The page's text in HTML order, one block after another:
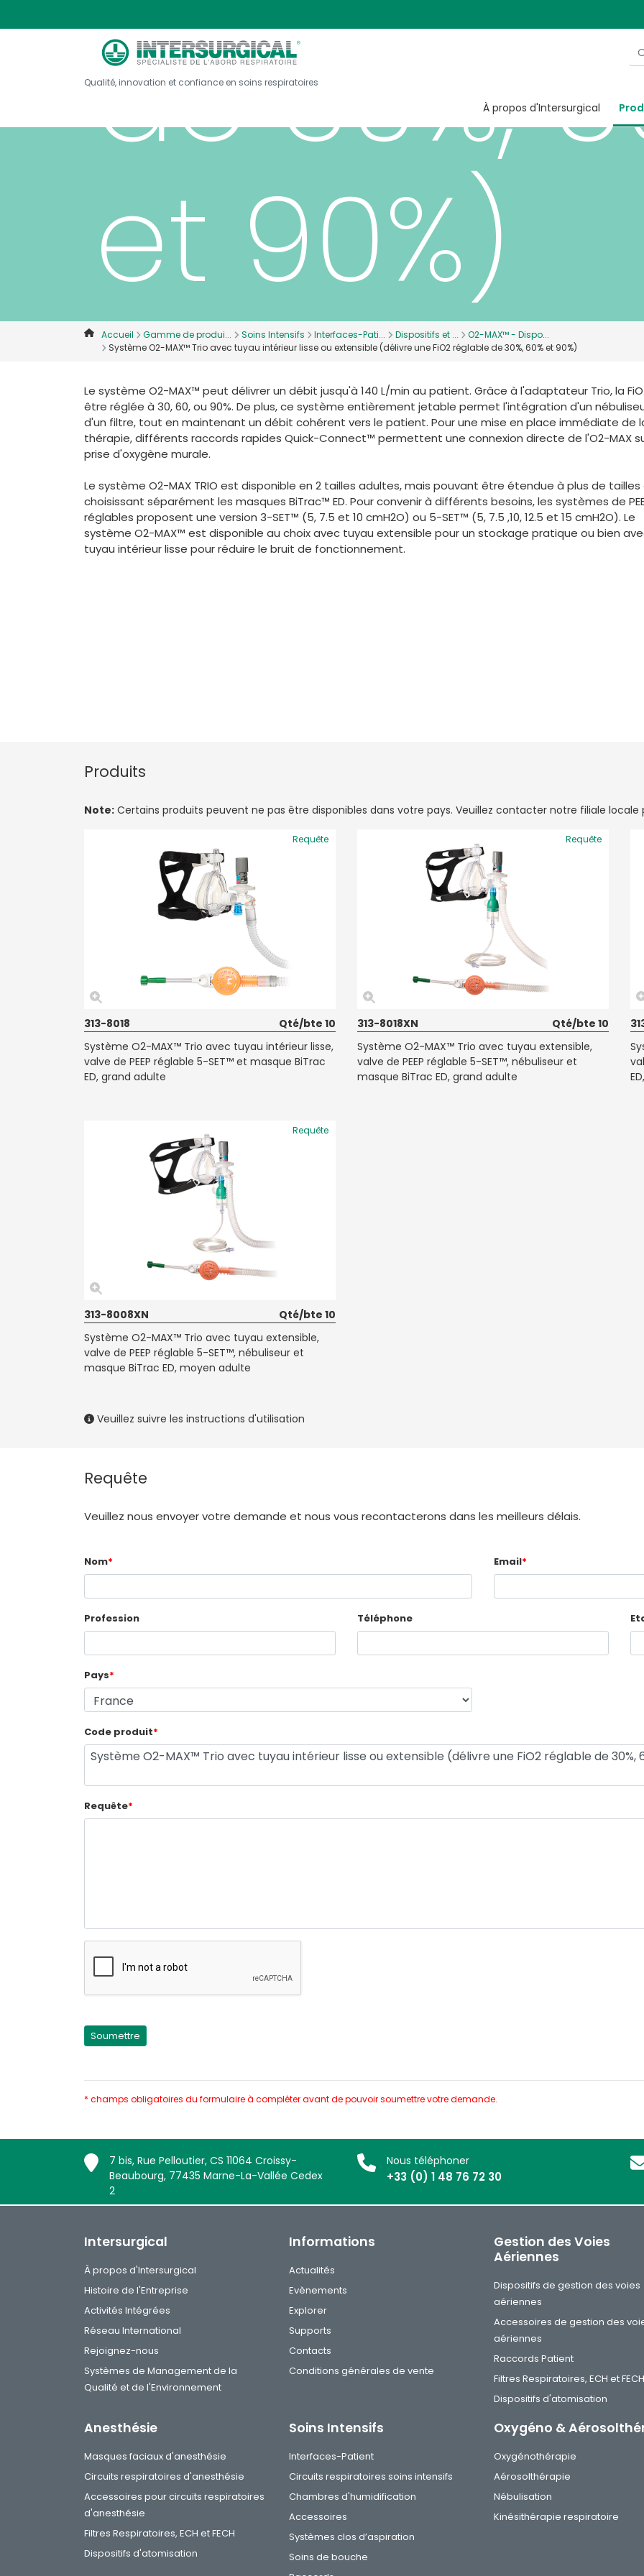
Qualité, innovation et confiance en soins respiratoires
À propos d'Intersurgical
de 30%,
et 90%)
Accueil Gamme de produi... Soins Intensifs Interfaces-Pati... Dispositifs et ...
O2-MAX™ - Dispo...
Système O2-MAX™ Trio avec tuyau intérieur lisse ou extensible (délivre une FiO2 réglable de 30%, 60% et 90%)
Le système O2-MAX™ peut délivrer un débit jusqu'à 140 L/min au patient. Grâce à l'adaptateur Trio, la FiO
être réglée à 30, 60, ou 90%. De plus, ce système entièrement jetable permet l'intégration d'un
d'un filtre, tout en maintenant un débit cohérent vers le patient. Pour une mise en place immédiate de
thérapie, différents raccords rapides Quick-Connect™ permettent une connexion directe de l'O2-MAX
prise d'oxygène murale.
Le système O2-MAX TRIO est disponible en 2 tailles adultes, mais pouvant être étendue à plus de tailles
choisissant séparément les masques BiTrac™ ED. Pour convenir à différents besoins, les systèmes de
réglables proposent une version 3-SET™ (5, 7.5 et 10 cmH2O) ou 5-SET™ (5, 7.5 ,10, 12.5 et 15 cmH2O). Le
système O2-MAX™ est disponible au choix avec tuyau extensible pour un stockage pratique ou bien
tuyau intérieur lisse pour réduire le bruit de fonctionnement.
Produits
Note: Certains produits peuvent ne pas être disponibles dans votre pays. Veuillez contacter notre filiale locale
Requête
313-8018
Qté/bte 10
Système O2-MAX™ Trio avec tuyau intérieur lisse,
valve de PEEP réglable 5-SET™ et masque BiTrac
ED, grand adulte
Requête
313-8018XN
Qté/bte 10
Système O2-MAX™ Trio avec tuyau extensible,
valve de PEEP réglable 5-SET™, nébuliseur et
masque BiTrac ED, grand adulte
Requête
313-8008XN
Qté/bte 10
Système O2-MAX™ Trio avec tuyau extensible,
valve de PEEP réglable 5-SET™, nébuliseur et
masque BiTrac ED, moyen adulte
Veuillez suivre les instructions d'utilisation
Requête
Veuillez nous envoyer votre demande et nous vous recontacterons dans les meilleurs délais.
Nom* Email*
Profession Téléphone
Pays*
Code produit*
Requête*
* champs obligatoires du formulaire à compléter avant de pouvoir soumettre votre demande.
7 bis, Rue Pelloutier, CS 11064 Croissy-
Beaubourg, 77435 Marne-La-Vallée Cedex
2
Nous téléphoner
+33 (0) 1 48 76 72 30
Intersurgical
À propos d'Intersurgical
Histoire de l'Entreprise
Activités Intégrées
Réseau International
Rejoignez-nous
Systèmes de Management de la
Qualité et de l'Environnement
Informations
Actualités
Evènements
Explorer
Supports
Contacts
Conditions générales de vente
Gestion des Voies
Aériennes
Dispositifs de gestion des voies
aériennes
Accessoires de gestion des
aériennes
Raccords Patient
Filtres Respiratoires, ECH et FECH
Dispositifs d'atomisation
Anesthésie
Masques faciaux d'anesthésie
Circuits respiratoires d'anesthésie
Accessoires pour circuits respiratoires
d'anesthésie
Filtres Respiratoires, ECH et FECH
Dispositifs d'atomisation
Soins Intensifs
Interfaces-Patient
Circuits respiratoires soins intensifs
Chambres d'humidification
Accessoires
Systèmes clos d’aspiration
Soins de bouche
Oxygéno &
Oxygénothérapie
Aérosolthérapie
Nébulisation
Kinésithérapie respiratoire